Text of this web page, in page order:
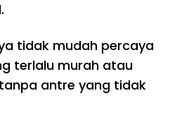
tidak mudah percaya
terlalu murah atau
antre yang tidak